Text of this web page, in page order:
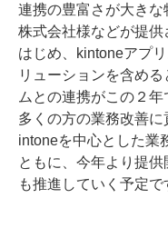
連携の豊富さが大き
株式会社様などが提
はじめ、kintoneアプ
リューションを含め
ムとの連携がこの２
多くの方の業務改善
intoneを中心とした業
ともに、今年より提
も推進していく予定で